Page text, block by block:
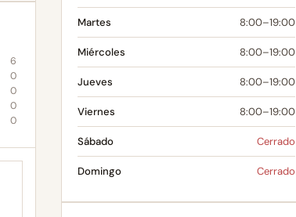
6
0
0
0
0
Martes 8:00–19:00
Miércoles 8:00–19:00
Jueves 8:00–19:00
Viernes 8:00–19:00
Sábado Cerrado
Domingo Cerrado